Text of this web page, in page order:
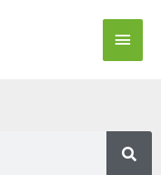
Menu